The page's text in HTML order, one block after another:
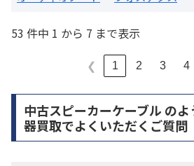
53 件中 1 から 7 まで表示
❮ 1 2 3 4
中古スピーカーケーブル の
器買取でよくいただくご質問